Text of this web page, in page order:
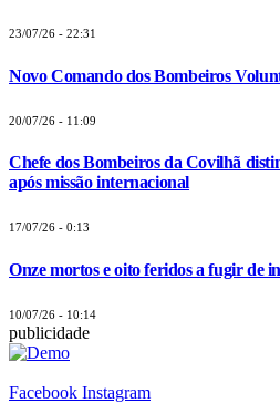
23/07/26 - 22:31
Novo Comando dos Bombeiros
20/07/26 - 11:09
Chefe dos Bombeiros da Covilhã
após missão internacional
17/07/26 - 0:13
Onze mortos e oito feridos a fugir de
10/07/26 - 10:14
publicidade
Facebook Instagram